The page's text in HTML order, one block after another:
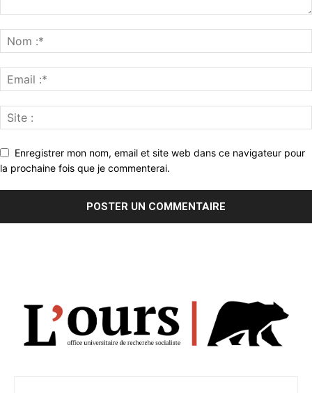
Enregistrer mon nom, email et site web dans ce navigateur pour
la prochaine fois que je commenterai.